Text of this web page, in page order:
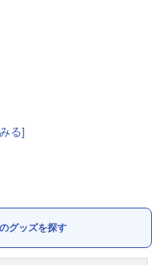
グッズを探す